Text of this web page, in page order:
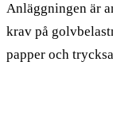
Anläggningen är
krav på
papper och